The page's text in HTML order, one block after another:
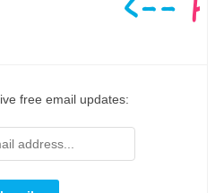
free email updates: